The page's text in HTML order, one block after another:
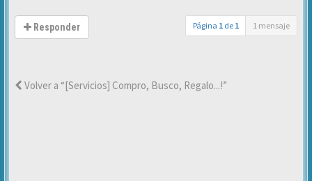
Responder Página 1 de 1 1 mensaje
Volver a “[Servicios] Compro, Busco, Regalo...!”